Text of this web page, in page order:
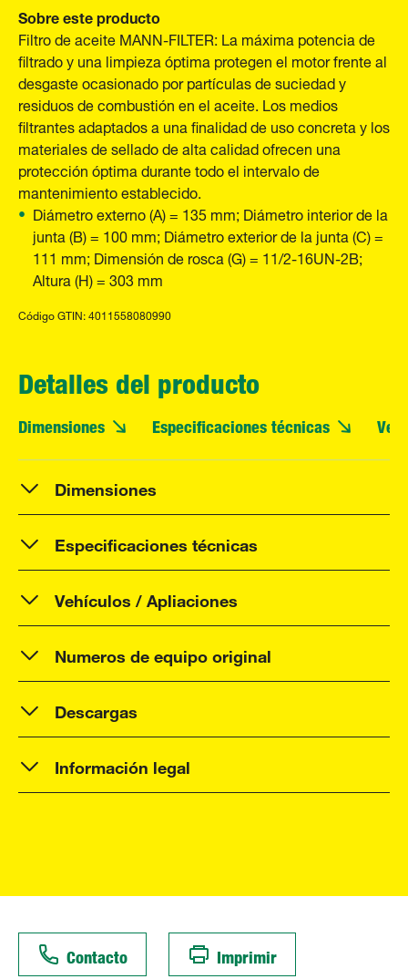
Sobre este producto
Filtro de aceite MANN-FILTER: La máxima potencia de
filtrado y una limpieza óptima protegen el motor frente al
desgaste ocasionado por partículas de suciedad y
residuos de combustión en el aceite. Los medios
filtrantes adaptados a una finalidad de uso concreta y los
materiales de sellado de alta calidad ofrecen una
protección óptima durante todo el intervalo de
mantenimiento establecido.
Diámetro externo (A) = 135 mm; Diámetro interior de la
junta (B) = 100 mm; Diámetro exterior de la junta (C) =
111 mm; Dimensión de rosca (G) = 11/2-16UN-2B;
Altura (H) = 303 mm
Código GTIN: 4011558080990
Detalles del producto
Dimensiones Especificaciones técnicas
Dimensiones
Especificaciones técnicas
Vehículos / Apliaciones
Numeros de equipo original
Descargas
Información legal
Contacto Imprimir